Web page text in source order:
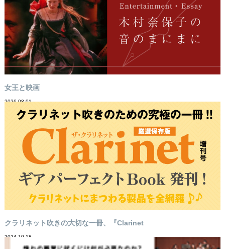
女王と映画
2026-08-01
クラリネット吹きの大切な一冊、『Clarinet
2024-10-18